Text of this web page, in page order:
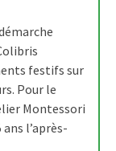
festifs sur
Pour le
Montessori
l’après-